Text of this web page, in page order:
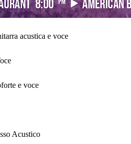
acustica e voce
e voce
Acustico